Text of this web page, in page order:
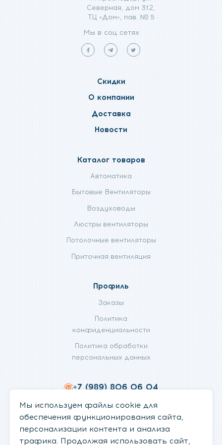
Северная, дом 312,
ТЦ «Дом», пав. № 5
Мы в соц сетях
Мы
facebook
Мы
telegram
Мы
Скидки
О компании
Доставка
Новости
Каталог товаров
Автоматика
Бытовые Вентиляторы
Воздуховоды
Люстры вентиляторы
Потолочные вентиляторы
Приточная вентиляция
Профиль
Заказы
Политика
конфиденциальности
Политика обработки
персональных данных
+7 (989) 806 06 04
info@fanifan.ru
Мы используем файлы cookie для
обеспечения функционирования сайта,
персонализации контента и анализа
трафика. Продолжая использовать сайт,